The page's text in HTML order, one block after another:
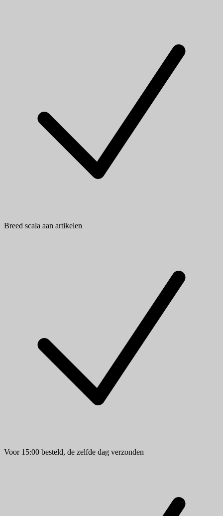
Breed scala aan artikelen
Voor 15:00 besteld, de zelfde dag verzonden